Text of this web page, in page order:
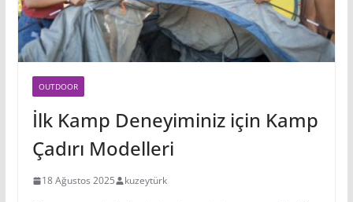
OUTDOOR
İlk Kamp Deneyiminiz için Kamp
Çadırı Modelleri
18 Ağustos 2025 kuzeytürk